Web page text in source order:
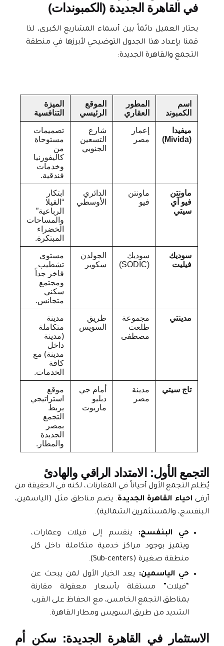
في القاهرة الجديدة (الكمبوندات)
يحتار العميل دائماً بين أسماء المشاريع الكبرى، لذا
قمنا بإعداد هذا الجدول التوضيحي لأبرزها في منطقة
التجمع والقاهرة الجديدة:
الكمبوند
المطور
العقاري
الموقع
الرئيسي
الميزة
التنافسية
ميفيدا
إعمار
مصر
شارع
التسعين
الجنوبي
تصميمات
مستوحاة
كاليفورنيا
وخدمات
فندقية.
ماونتن
فيو آي
سيتي
ماونتن
الدائري
الأوسطي
ابتكار
“الفيلا
الرباعية”
والمساحات
الخضراء
المبتكرة.
سوديك
فيليت
سوديك
الجولدن
سكوير
مستوى
تشطيب
فاخر جداً
ومجتمع
سكني
متجانس.
مدينتي
مجموعة
طلعت
مصطفى
طريق
السويس
مدينة
متكاملة
(مدينة
داخل
مدينة) مع
الخدمات.
تاج سيتي
مدينة
أمام جي
ماريوت
موقع
استراتيجي
التجمع
بمصر
الجديدة
والمطار.
الأول: الامتداد الراقي والهادئ
التجمع الأول أحياناً في المقارنات، لكنه في الحقيقة من
احياء القاهرة الجديدة. يضم مناطق مثل (الياسمين،
والمستثمرين الشمالية).
حي البنفسج:ينقسم إلى فيلات وعمارات،
ويتميز بوجود مراكز خدمية متكاملة داخل كل
منطقة صغيرة (Sub-centers).
حي الياسمين:يعد الخيار الأول لمن يبحث عن
“فيلات” مستقلة بأسعار معقولة مقارنة
بمناطق التجمع الخامس، مع الحفاظ على القرب
الشديد من طريق السويس ومطار القاهرة.
في القاهرة الجديدة: سكن أم